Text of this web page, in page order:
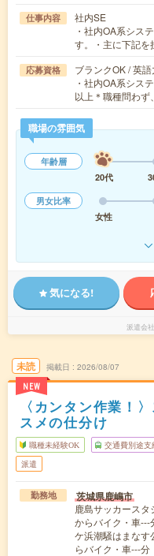
仕事内容
社内SE
・社内OA系シス
す。・主に下記
応募資格
ブランクOK / 英
・社内OA系シス
以上＊職種問わ
職場の雰囲気
年齢層
20代
男女比率
女性
気になる!
派遣会社
未読
NEW
掲載日 2026/08/07
〈カンタン作業！
スメの仕分け
職種未経験OK 交通費別途支
派遣
勤務地 茨城県鹿嶋市
鹿島サッカース
からバイク・車---
ケ浜潮騒はまなす
らバイク・車---分